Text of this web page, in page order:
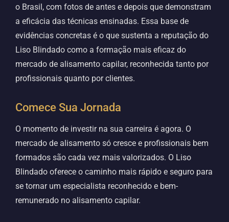
o Brasil, com fotos de antes e depois que demonstram
a eficácia das técnicas ensinadas. Essa base de
evidências concretas é o que sustenta a reputação do
Liso Blindado como a formação mais eficaz do
mercado de alisamento capilar, reconhecida tanto por
profissionais quanto por clientes.
Comece Sua Jornada
O momento de investir na sua carreira é agora. O
mercado de alisamento só cresce e profissionais bem
formados são cada vez mais valorizados. O Liso
Blindado oferece o caminho mais rápido e seguro para
se tornar um especialista reconhecido e bem-
remunerado no alisamento capilar.